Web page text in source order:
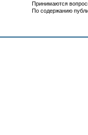
Принимаются
По содержанию